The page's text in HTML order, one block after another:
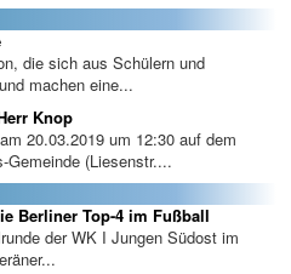
die sich aus Schülern und
machen eine...
Knop
20.03.2019 um 12:30 auf dem
Gemeinde (Liesenstr....
Berliner Top-4 im Fußball
der WK I Jungen Südost im